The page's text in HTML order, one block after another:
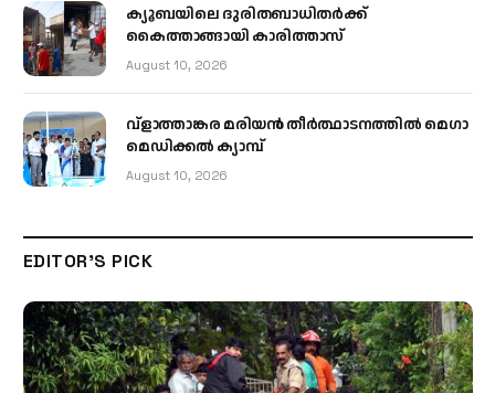
ക്യൂബയിലെ ദുരിതബാധിതർക്ക്
കൈത്താങ്ങായി കാരിത്താസ്
August 10, 2026
വ്ളാത്താങ്കര മരിയൻ തീർത്ഥാടനത്തിൽ മെഗാ
മെഡിക്കൽ ക്യാമ്പ്
August 10, 2026
EDITOR'S PICK